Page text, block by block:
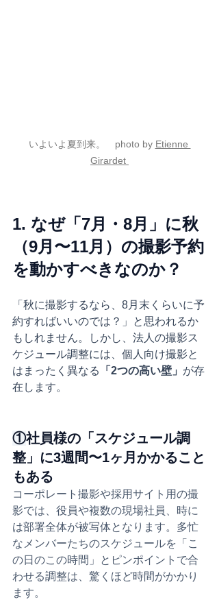
いよいよ夏到来。　photo by Etienne
Girardet
1. なぜ「7月・8月」に秋
（9月〜11月）の撮影予約
を動かすべきなのか？
「秋に撮影するなら、8月末くらいに予
約すればいいのでは？」と思われるか
もしれません。しかし、法人の撮影ス
ケジュール調整には、個人向け撮影と
はまったく異なる
「2つの高い壁」 が存
在します。
①社員様の「スケジュール調
整」に3週間〜1ヶ月かかること
もある
コーポレート撮影や採用サイト用の撮
影では、役員や複数の現場社員、時に
は部署全体が被写体となります。多忙
なメンバーたちのスケジュールを「こ
の日のこの時間」とピンポイントで合
わせる調整は、驚くほど時間がかかり
ます。